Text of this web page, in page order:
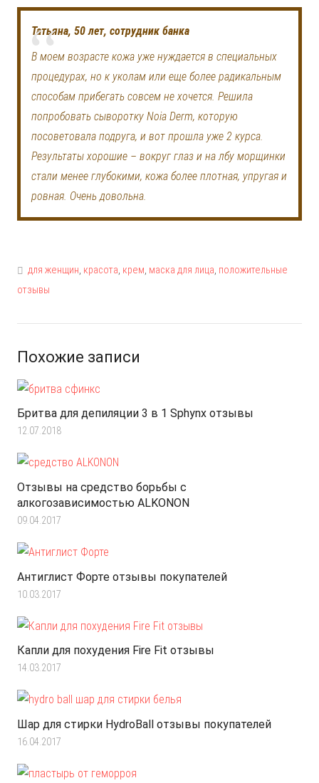
Татьяна, 50 лет, сотрудник банка
В моем возрасте кожа уже нуждается в специальных
процедурах, но к уколам или еще более радикальным
способам прибегать совсем не хочется. Решила
попробовать сыворотку Noia Derm, которую
посоветовала подруга, и вот прошла уже 2 курса.
Результаты хорошие – вокруг глаз и на лбу морщинки
стали менее глубокими, кожа более плотная, упругая и
ровная. Очень довольна.
для женщин, красота, крем, маска для лица, положительные
отзывы
Похожие записи
Бритва для депиляции 3 в 1 Sphynx отзывы
12.07.2018
Отзывы на средство борьбы с
алкогозависимостью ALKONON
09.04.2017
Антиглист Форте отзывы покупателей
10.03.2017
Капли для похудения Fire Fit отзывы
14.03.2017
Шар для стирки HydroBall отзывы покупателей
16.04.2017